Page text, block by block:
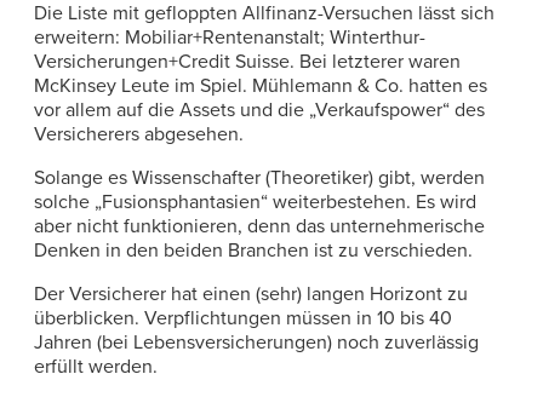
Die Liste mit gefloppten Allfinanz-Versuchen lässt sich
erweitern: Mobiliar+Rentenanstalt; Winterthur-
Versicherungen+Credit Suisse. Bei letzterer waren
McKinsey Leute im Spiel. Mühlemann & Co. hatten es
vor allem auf die Assets und die „Verkaufspower“ des
Versicherers abgesehen.
Solange es Wissenschafter (Theoretiker) gibt, werden
solche „Fusionsphantasien“ weiterbestehen. Es wird
aber nicht funktionieren, denn das unternehmerische
Denken in den beiden Branchen ist zu verschieden.
Der Versicherer hat einen (sehr) langen Horizont zu
überblicken. Verpflichtungen müssen in 10 bis 40
Jahren (bei Lebensversicherungen) noch zuverlässig
erfüllt werden.